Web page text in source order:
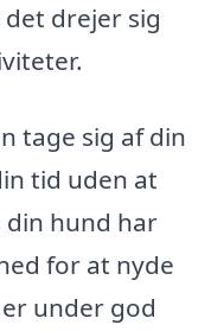
drejer sig
tage sig af din
tid uden at
hund har
for at nyde
under god